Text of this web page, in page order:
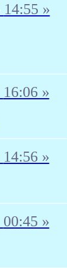
14:55 »
16:06 »
14:56 »
00:45 »